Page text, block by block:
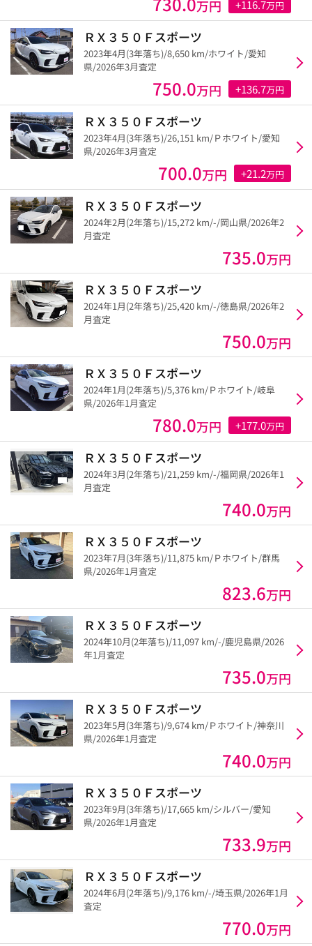
万円 +116.7万円
ＲＸ３５０Ｆスポーツ
2023年4月(3年落ち)/8,650 km/ホワイト/愛知
県/2026年3月査定
750.0万円 +136.7万円
ＲＸ３５０Ｆスポーツ
2023年4月(3年落ち)/26,151 km/Ｐホワイト/愛知
県/2026年3月査定
700.0万円 +21.2万円
ＲＸ３５０Ｆスポーツ
2024年2月(2年落ち)/15,272 km/-/岡山県/2026年2
月査定
735.0万円
ＲＸ３５０Ｆスポーツ
2024年1月(2年落ち)/25,420 km/-/徳島県/2026年2
月査定
750.0万円
ＲＸ３５０Ｆスポーツ
2024年1月(2年落ち)/5,376 km/Ｐホワイト/岐阜
県/2026年1月査定
780.0万円 +177.0万円
ＲＸ３５０Ｆスポーツ
2024年3月(2年落ち)/21,259 km/-/福岡県/2026年1
月査定
740.0万円
ＲＸ３５０Ｆスポーツ
2023年7月(3年落ち)/11,875 km/Ｐホワイト/群馬
県/2026年1月査定
823.6万円
ＲＸ３５０Ｆスポーツ
2024年10月(2年落ち)/11,097 km/-/鹿児島県/2026
年1月査定
735.0万円
ＲＸ３５０Ｆスポーツ
2023年5月(3年落ち)/9,674 km/Ｐホワイト/神奈川
県/2026年1月査定
740.0万円
ＲＸ３５０Ｆスポーツ
2023年9月(3年落ち)/17,665 km/シルバー/愛知
県/2026年1月査定
733.9万円
ＲＸ３５０Ｆスポーツ
2024年6月(2年落ち)/9,176 km/-/埼玉県/2026年1月
査定
770.0万円